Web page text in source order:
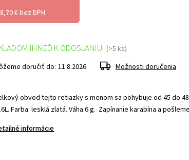
8,70 € bez DPH
obvod tejto retiazky s menom sa pohybuje od 45 do
Farba: lesklá zlatá. Váha 6 g. Zapínanie karabína a
informácie
IHNEĎ K ODOSLANIU (>5 ks)
doručiť do: 11.8.2026 Možnosti doručenia